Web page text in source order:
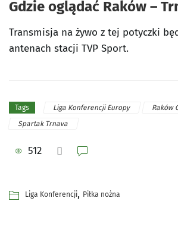
Gdzie oglądać Raków –
Transmisja na żywo z tej potyczki
antenach stacji TVP Sport.
Tags Liga Konferencji Europy
Raków
Spartak Trnava
512
Liga Konferencji, Piłka nożna